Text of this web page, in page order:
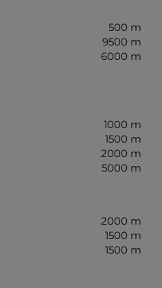
500 m
9500 m
6000 m
1000 m
1500 m
2000 m
5000 m
2000 m
1500 m
1500 m